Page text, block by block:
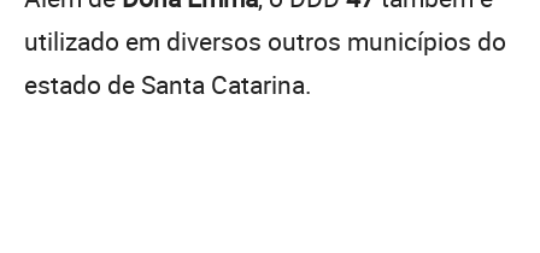
utilizado em diversos outros municípios do
estado de Santa Catarina.